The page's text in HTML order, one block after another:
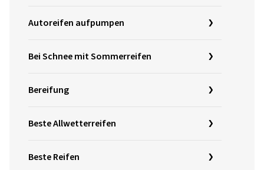
Autoreifen aufpumpen
Bei Schnee mit Sommerreifen
Bereifung
Beste Allwetterreifen
Beste Reifen